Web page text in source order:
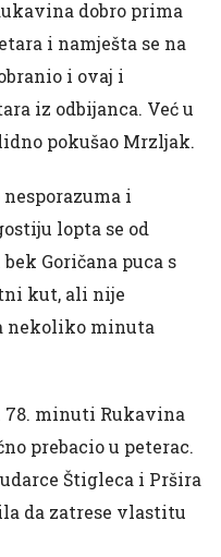
dobro prima
i namješta se na
i ovaj i
iz odbijanca. Već u
pokušao Mrzljak.
i
lopta se od
Goričana puca s
kut, ali nije
nekoliko minuta
78. minuti Rukavina
prebacio u peterac.
Štigleca i Pršira
da zatrese vlastitu